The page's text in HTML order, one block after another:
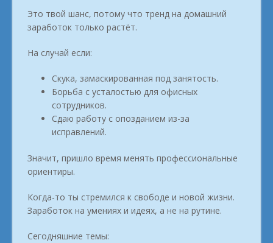
Это твой шанс, потому что тренд на домашний
заработок только растёт.
На случай если:
Скука, замаскированная под занятость.
Борьба с усталостью для офисных
сотрудников.
Сдаю работу с опозданием из-за
исправлений.
Значит, пришло время менять профессиональные
ориентиры.
Когда-то ты стремился к свободе и новой жизни.
Заработок на умениях и идеях, а не на рутине.
Сегодняшние темы: